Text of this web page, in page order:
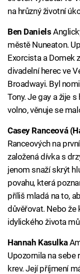
na hrůzný životní
Ben Daniels
městě Nuneaton.
Exorcista a Domek
divadelní herec ve
Broadwayi. Byl
Tony. Je gay a žije
volno, věnuje se
Casey Ranceová
Ranceových na
založená dívka s
jenom snaží skrýt
povahu, která
příliš mladá na to,
důvěřovat. Nebo že
idylického života
Hannah Kasulka
Upozornila na sebe
krev. Její příjmení